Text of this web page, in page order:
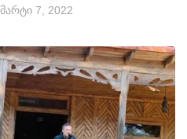
მარტი 7, 2022